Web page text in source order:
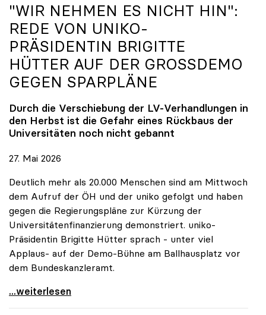
"WIR NEHMEN ES NICHT HIN":
REDE VON UNIKO-
PRÄSIDENTIN BRIGITTE
HÜTTER AUF DER GROSSDEMO G
EGEN SPARPLÄNE
Durch die Verschiebung der LV-Verhandlungen in
den Herbst ist die Gefahr eines Rückbaus der
Universitäten noch nicht gebannt
27. Mai 2026
Deutlich mehr als 20.000 Menschen sind am Mittwoch
dem Aufruf der ÖH und der uniko gefolgt und haben
gegen die Regierungspläne zur Kürzung der
Universitätenfinanzierung demonstriert. uniko-
Präsidentin Brigitte Hütter sprach - unter viel
Applaus- auf der Demo-Bühne am Ballhausplatz vor
dem Bundeskanzleramt.
\"Wir nehmen es nicht hin\": Rede von
...weiterlesen